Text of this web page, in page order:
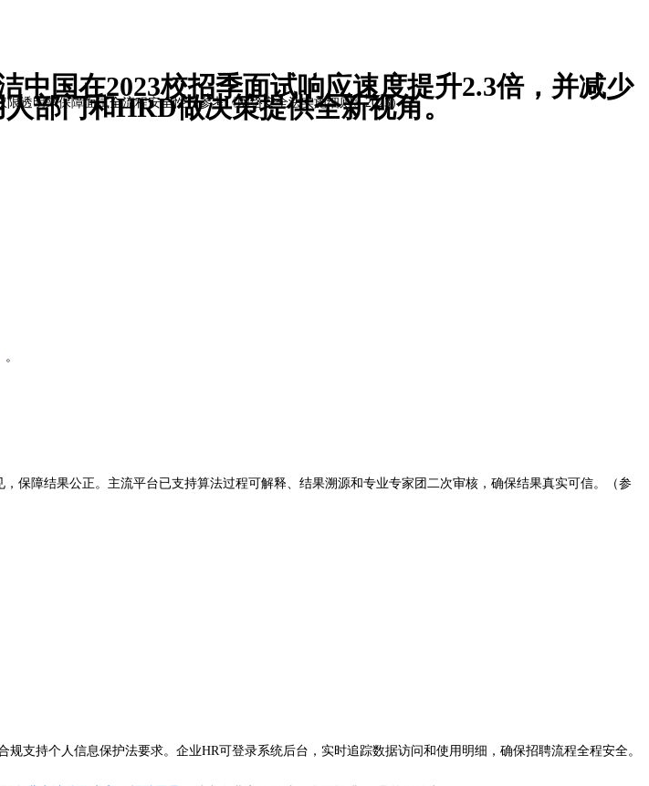
中国在2023校招季面试响应速度提升2.3倍，并减少
部门和HRD做决策提供全新视角。
透明来保障面试全流程安全性（参考《网络安全法实施细则》2023）。
。
保障结果公正。主流平台已支持算法过程可解释、结果溯源和专业专家团二次审核，确保结果真实可信。（参
支持个人信息保护法要求。企业HR可登录系统后台，实时追踪数据访问和使用明细，确保招聘流程全程安全。